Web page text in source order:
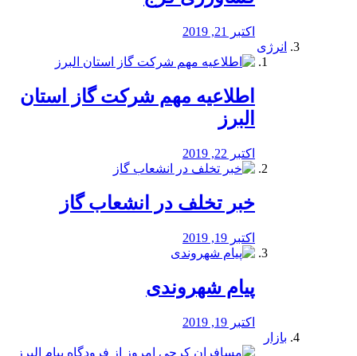
اکتبر 21, 2019
انرژی
️اطلاعیه مهم شرکت گاز استان
البرز
اکتبر 22, 2019
خبر تخلف در انشعاب گاز
اکتبر 19, 2019
پیام شهروندی
اکتبر 19, 2019
بازار